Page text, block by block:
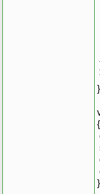
}
{
}